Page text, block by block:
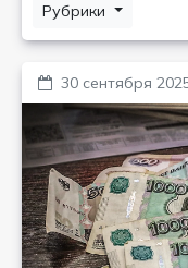
Рубрики
30 сентября